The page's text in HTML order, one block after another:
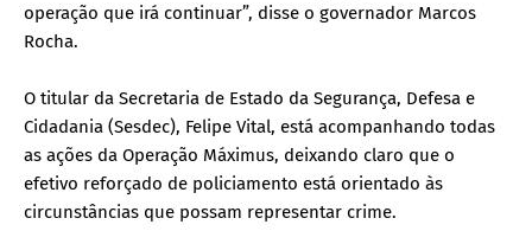
operação que irá continuar”, disse o governador Marcos
Rocha.
O titular da Secretaria de Estado da Segurança, Defesa e
Cidadania (Sesdec), Felipe Vital, está acompanhando todas
as ações da Operação Máximus, deixando claro que o
efetivo reforçado de policiamento está orientado às
circunstâncias que possam representar crime.